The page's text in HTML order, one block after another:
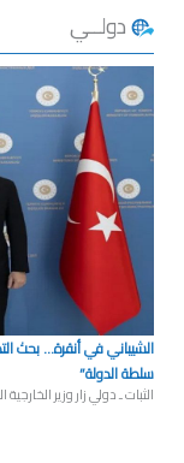
دولــي
الشيباني في أنقرة… بحث
سلطة الدولة”
الثبات ـ دولي زار وزير